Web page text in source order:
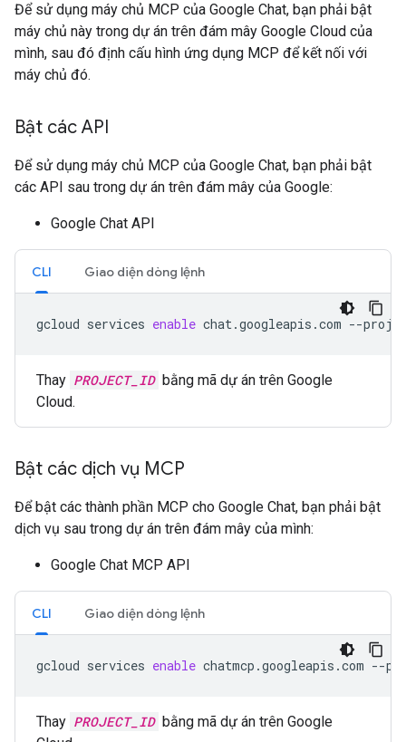
Để sử dụng máy chủ MCP của Google Chat, bạn phải bật
máy chủ này trong dự án trên đám mây Google Cloud của
mình, sau đó định cấu hình ứng dụng MCP để kết nối với
máy chủ đó.
Bật các API
Để sử dụng máy chủ MCP của Google Chat, bạn phải bật
các API sau trong dự án trên đám mây của Google:
Google Chat API
CLI Giao diện dòng lệnh
gcloud services enable chat.googleapis.com --
Thay PROJECT_ID bằng mã dự án trên Google
Cloud.
Bật các dịch vụ MCP
Để bật các thành phần MCP cho Google Chat, bạn phải bật
dịch vụ sau trong dự án trên đám mây của mình:
Google Chat MCP API
CLI Giao diện dòng lệnh
gcloud services enable chatmcp.googleapis.com --
Thay PROJECT_ID bằng mã dự án trên Google